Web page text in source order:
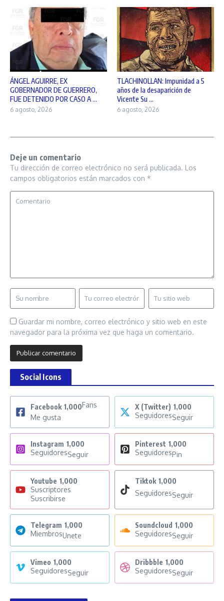
ÁNGEL AGUIRRE, EX
GOBERNADOR DE GUERRERO,
FUE DETENIDO POR CASO A ...
6 agosto, 2026
TLACHINOLLAN: Impunidad a 5
años de la desaparición de
Vicente Su ...
6 agosto, 2026
Deje un comentario
Tu dirección de correo electrónico no será publicada. Los
campos obligatorios están marcados con *
Guardar mi nombre, correo electrónico y sitio web en este
navegador para la próxima vez que haga un comentario.
Social Icons
Facebook 1,000Fans
Me gusta
X (Twitter) 1,000
SeguidoresSeguir
Instagram 1,000
SeguidoresSeguir
Pinterest 1,000
SeguidoresPin
Youtube 1,000
Suscriptores
Suscribirse
Tiktok 1,000
SeguidoresSeguir
Telegram 1,000
MiembrosUnete
Soundcloud 1,000
SeguidoresSeguir
Vimeo 1,000
SeguidoresSeguir
Dribbble 1,000
SeguidoresSeguir